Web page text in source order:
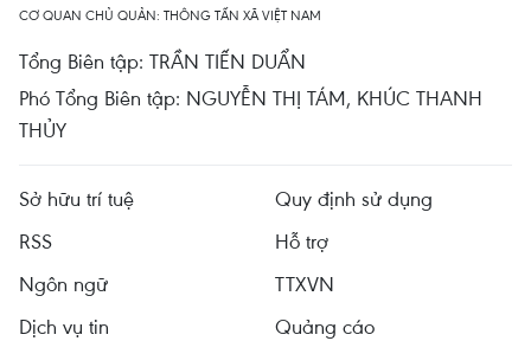
CƠ QUAN CHỦ QUẢN: THÔNG TẤN XÃ VIỆT NAM
Tổng Biên tập: TRẦN TIẾN DUẨN
Phó Tổng Biên tập: NGUYỄN THỊ TÁM, KHÚC THANH
THỦY
Sở hữu trí tuệ
Quy định sử dụng
RSS
Hỗ trợ
Ngôn ngữ
TTXVN
Dịch vụ tin
Quảng cáo